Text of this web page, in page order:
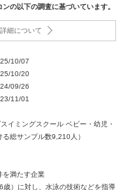
の以下の調査に基づいています。
細について
10/07
10/20
09/26
11/01
イミングスクール ベビー・幼児・
総サンプル数9,210人）
を満たす企業
歳）に対し、水泳の技術などを指導